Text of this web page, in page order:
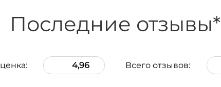
Последние отзывы*
4,96 Всего отзывов: